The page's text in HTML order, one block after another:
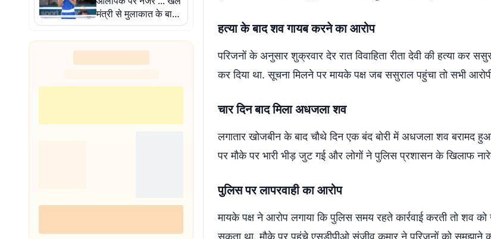
मंत्री से मुलाकात के बाद
जैसमीन लंबोरिया का बड़ा
बयान
हत्या के बाद शव गायब करने का आरोप
परिजनों के अनुसार शुक्रवार देर रात विवाहिता रीता देवी की हत्या कर
कर दिया था. सूचना मिलने पर मायके पक्ष जब ससुराल पहुंचा तो सभी
चार दिन बाद मिला अधजला शव
लगातार खोजबीन के बाद चौथे दिन एक बंद बोरी में अधजला शव बरामद
पर मौके पर भारी भीड़ जुट गई और लोगों ने पुलिस प्रशासन के खिलाफ
पुलिस पर लापरवाही का आरोप
मायके पक्ष ने आरोप लगाया कि पुलिस समय रहते कार्रवाई करती तो शव को
सकता था. मौके पर पहुंचे एसडीपीओ संजीव कुमार ने परिजनों को समझाने